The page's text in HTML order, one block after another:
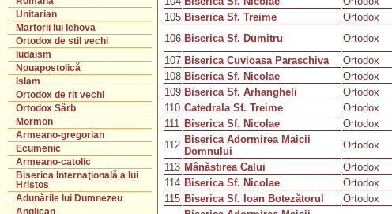
Unitarian
Martorii lui Iehova
Ortodox de stil vechi
Iudaism
Nouapostolică
Islam
Ortodox de rit vechi
Ortodox Sârb
Mormon
Armeano-gregorian
Ecumenic
Armeano-catolic
Biserica Internaţională a lui
Hristos
Adunările lui Dumnezeu
Anglican
105 Biserica Sf. Treime Ortodox
106 Biserica Sf. Dumitru Ortodox
107 Biserica Cuvioasa Paraschiva Ortodox
108 Biserica Sf. Nicolae Ortodox
109 Biserica Sf. Arhangheli Ortodox
110 Catedrala Sf. Treime Ortodox
111 Biserica Sf. Nicolae Ortodox
112 Biserica Adormirea Maicii
Domnului
Ortodox
113 Mânăstirea Calui Ortodox
114 Biserica Sf. Nicolae Ortodox
115 Biserica Sf. Ioan Botezătorul Ortodox